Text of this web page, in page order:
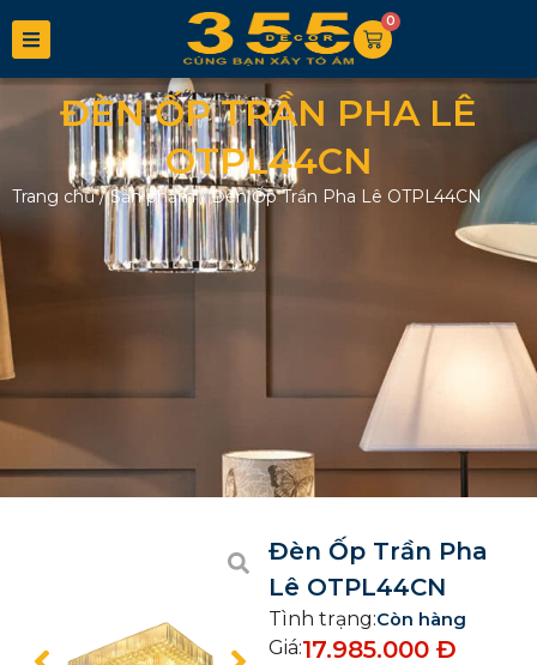
0
ĐÈN ỐP TRẦN PHA LÊ
OTPL44CN
Trang chủ/Sản phẩm/Đèn Ốp Trần Pha Lê OTPL44CN
Đèn Ốp Trần Pha
Lê OTPL44CN
Tình trạng:Còn hàng
Giá:17.985.000 Đ